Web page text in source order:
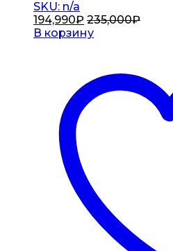
SKU: n/a
194,990₽ 235,000₽
В корзину